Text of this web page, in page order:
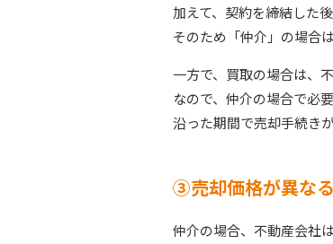
加えて、契約を締結した
そのため「仲介」の場合
一方で、買取の場合は、
なので、仲介の場合で必
沿った期間で売却手続き
③売却価格が異なる
仲介の場合、不動産会社